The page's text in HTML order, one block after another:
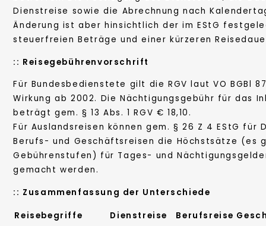
Dienstreise sowie die Abrechnung nach
Änderung ist aber hinsichtlich der im EStG
steuerfreien Beträge und einer kürzeren
:: Reisegebührenvorschrift
Für Bundesbedienstete gilt die RGV laut VO BGBl
Wirkung ab 2002. Die Nächtigungsgebühr für das
beträgt gem. § 13 Abs. 1 RGV € 18,10.
Für Auslandsreisen können gem. § 26 Z 4 EStG für
Berufs- und Geschäftsreisen die Höchstsätze (es
Gebührenstufen) für Tages- und
gemacht werden.
:: Zusammenfassung der Unterschiede
Reisebegriffe Dienstreise Berufsreise